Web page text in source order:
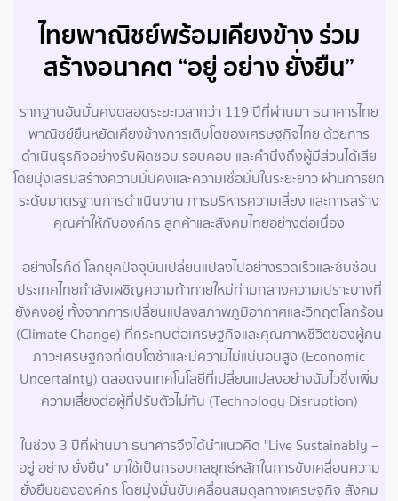
ไทยพาณิชย์พร้อมเคียงข้าง ร่วม
สร้างอนาคต “อยู่ อย่าง ยั่งยืน”
รากฐานอันมั่นคงตลอดระยะเวลากว่า 119 ปีที่ผ่านมา ธนาคารไทย
พาณิชย์ยืนหยัดเคียงข้างการเติบโตของเศรษฐกิจไทย ด้วยการ
ดำเนินธุรกิจอย่างรับผิดชอบ รอบคอบ และคำนึงถึงผู้มีส่วนได้เสีย
โดยมุ่งเสริมสร้างความมั่นคงและความเชื่อมั่นในระยะยาว ผ่านการยก
ระดับมาตรฐานการดำเนินงาน การบริหารความเสี่ยง และการสร้าง
คุณค่าให้กับองค์กร ลูกค้าและสังคมไทยอย่างต่อเนื่อง
อย่างไรก็ดี โลกยุคปัจจุบันเปลี่ยนแปลงไปอย่างรวดเร็วและซับซ้อน
ประเทศไทยกำลังเผชิญความท้าทายใหม่ท่ามกลางความเปราะบางที่
ยังคงอยู่ ทั้งจากการเปลี่ยนแปลงสภาพภูมิอากาศและวิกฤตโลกร้อน
(Climate Change) ที่กระทบต่อเศรษฐกิจและคุณภาพชีวิตของผู้คน
ภาวะเศรษฐกิจที่เติบโตช้าและมีความไม่แน่นอนสูง (Economic
Uncertainty) ตลอดจนเทคโนโลยีที่เปลี่ยนแปลงอย่างฉับไวซึ่งเพิ่ม
ความเสี่ยงต่อผู้ที่ปรับตัวไม่ทัน (Technology Disruption)
ในช่วง 3 ปีที่ผ่านมา ธนาคารจึงได้นำแนวคิด "Live Sustainably –
อยู่ อย่าง ยั่งยืน" มาใช้เป็นกรอบกลยุทธ์หลักในการขับเคลื่อนความ
ยั่งยืนขององค์กร โดยมุ่งมั่นขับเคลื่อนสมดุลทางเศรษฐกิจ สังคม